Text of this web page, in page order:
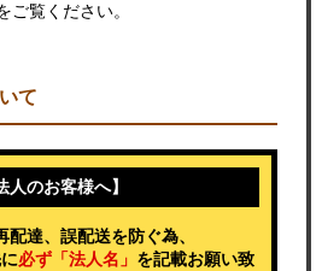
ご覧ください。
て
人のお客様へ】
配達、誤配送を防ぐ為、
必ず「法人名」 を記載お願い致